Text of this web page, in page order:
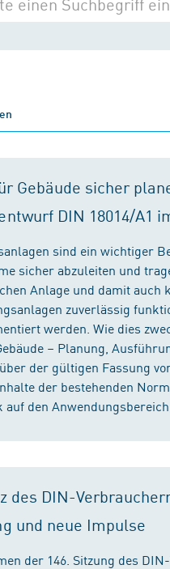
Gebäude sicher
DIN 18014/A1
sind ein wichtiger
sicher abzuleiten und
Anlage und damit
zuverlässig
werden. Wie dies
– Planung,
der gültigen Fassung
der bestehenden
den
des DIN-
und neue Impulse
der 146. Sitzung des